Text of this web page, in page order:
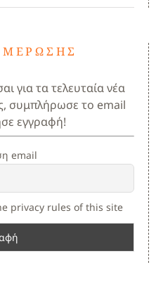
για τα τελευταία νέα
συμπλήρωσε το email
εγγραφή!
email
privacy rules of this site